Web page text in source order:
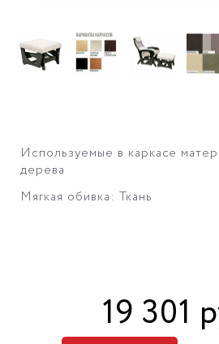
Используемые в каркасе
дерева
Мягкая обивка: Ткань
19 301